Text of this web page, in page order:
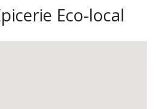
Eco-local